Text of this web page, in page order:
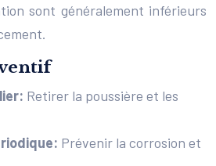
sont généralement inférieurs
Retirer la poussière et les
Prévenir la corrosion et